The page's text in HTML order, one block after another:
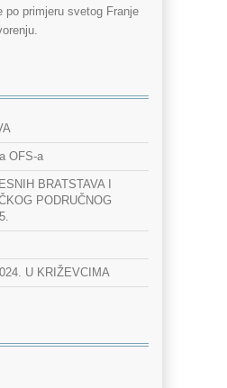
primjeru svetog Franje
OFS-a
BRATSTAVA I
PODRUČNOG
U KRIŽEVCIMA